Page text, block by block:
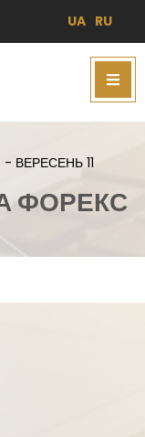
UA RU
- ВЕРЕСЕНЬ 11
ФОРЕКС